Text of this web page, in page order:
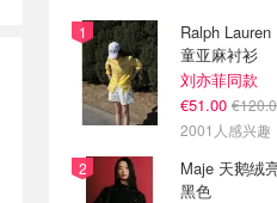
Ralph Lauren
童亚麻衬衫
刘亦菲同款
€51.00
2001人感兴趣
Maje 天鹅绒
黑色